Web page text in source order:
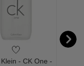
- CK One -